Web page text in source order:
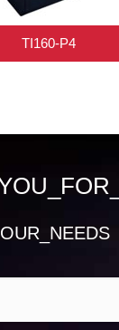
TI160-P4